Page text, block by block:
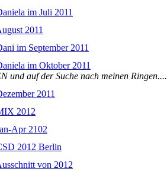
im Juli 2011
2011
im September 2011
im Oktober 2011
und auf der Suche nach meinen Ringen....
2011
2012
Apr 2102
2012 Berlin
von 2012